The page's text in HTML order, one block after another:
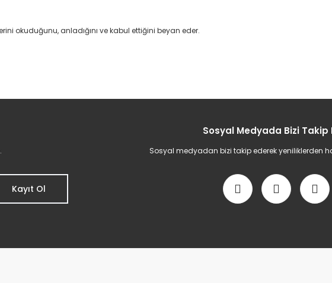
okuduğunu, anladığını ve kabul ettiğini beyan eder.
Kayıt Ol
Sosyal Medyada Bizi Takip
Sosyal medyadan bizi takip ederek yeniliklerden